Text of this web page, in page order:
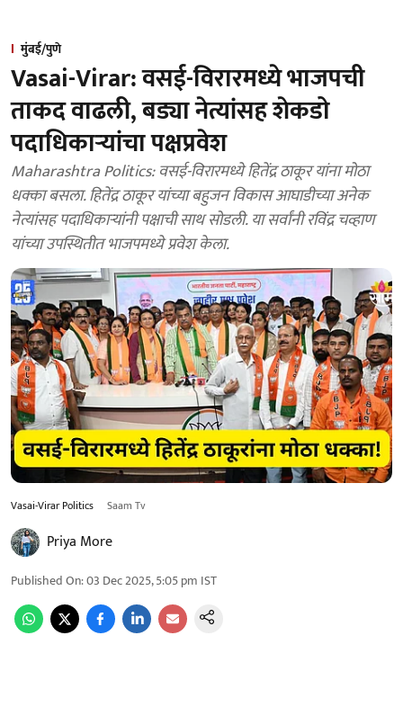
मुंबई/पुणे
Vasai-Virar: वसई-विरारमध्ये भाजपची
ताकद वाढली, बड्या नेत्यांसह शेकडो
पदाधिकाऱ्यांचा पक्षप्रवेश
Maharashtra Politics: वसई-विरारमध्ये हितेंद्र ठाकूर यांना मोठा
धक्का बसला. हितेंद्र ठाकूर यांच्या बहुजन विकास आघाडीच्या अनेक
नेत्यांसह पदाधिकाऱ्यांनी पक्षाची साथ सोडली. या सर्वांनी रविंद्र चव्हाण
यांच्या उपस्थितीत भाजपमध्ये प्रवेश केला.
Vasai-Virar Politics Saam Tv
Priya More
Published On:03 Dec 2025, 5:05 pm IST